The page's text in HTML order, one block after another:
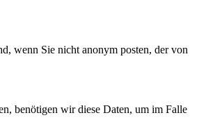
wenn Sie nicht anonym posten, der von
benötigen wir diese Daten, um im Falle